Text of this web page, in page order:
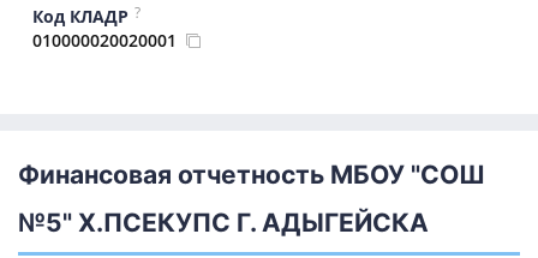
Код КЛАДР ?
010000020020001
Финансовая отчетность МБОУ "СОШ
№5" Х.ПСЕКУПС Г. АДЫГЕЙСКА